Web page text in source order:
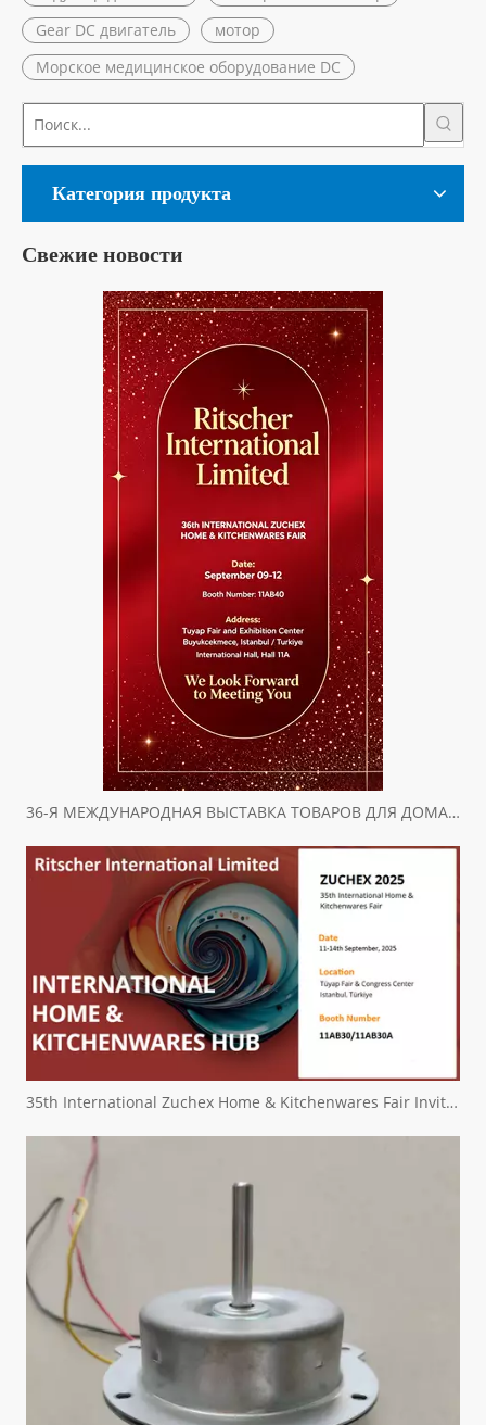
Gear DC двигатель
мотор
Морское медицинское оборудование DC
Категория продукта
Свежие новости
36-Я МЕЖДУНАРОДНАЯ ВЫСТАВКА ТОВАРОВ ДЛЯ ДОМА И КУХНИ ZUCHEX ПРИГЛАШЕНИЕ
35th International Zuchex Home & Kitchenwares Fair Invitation - Ritchcher International Limited